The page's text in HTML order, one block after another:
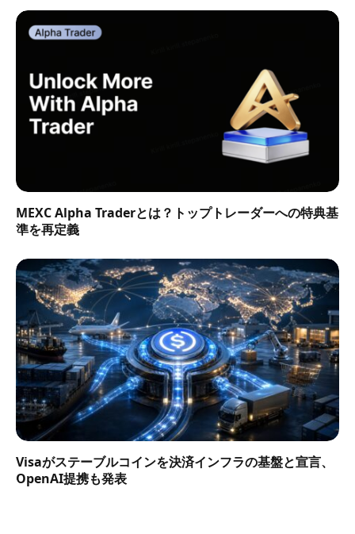
MEXC Alpha Traderとは？トップトレーダーへの特典基
準を再定義
Visaがステーブルコインを決済インフラの基盤と宣言、
OpenAI提携も発表